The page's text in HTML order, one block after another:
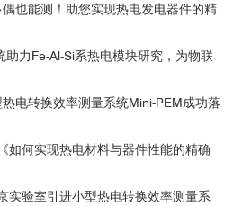
也能测！助您实现热电发电器件的精
力Fe-Al-Si系热电模块研究，为物联
电转换效率测量系统Mini-PEM成功落
如何实现热电材料与器件性能的精确
实验室引进小型热电转换效率测量系